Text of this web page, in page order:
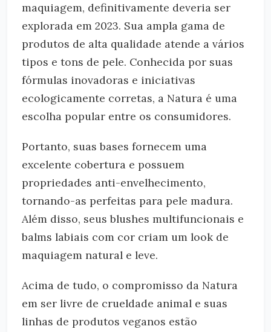
maquiagem, definitivamente deveria ser
explorada em 2023. Sua ampla gama de
produtos de alta qualidade atende a vários
tipos e tons de pele. Conhecida por suas
fórmulas inovadoras e iniciativas
ecologicamente corretas, a Natura é uma
escolha popular entre os consumidores.
Portanto, suas bases fornecem uma
excelente cobertura e possuem
propriedades anti-envelhecimento,
tornando-as perfeitas para pele madura.
Além disso, seus blushes multifuncionais e
balms labiais com cor criam um look de
maquiagem natural e leve.
Acima de tudo, o compromisso da Natura
em ser livre de crueldade animal e suas
linhas de produtos veganos estão